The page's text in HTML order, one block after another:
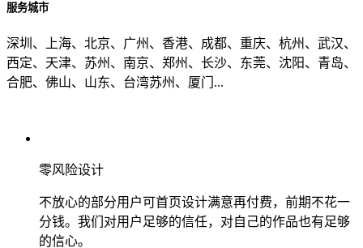
服务城市
深圳、上海、北京、广州、香港、成都、重庆、杭州、武汉、
西定、天津、苏州、南京、郑州、长沙、东莞、沈阳、青岛、
合肥、佛山、山东、台湾苏州、厦门...
零风险设计
不放心的部分用户可首页设计满意再付费，前期不花一
分钱。我们对用户足够的信任，对自己的作品也有足够
的信心。